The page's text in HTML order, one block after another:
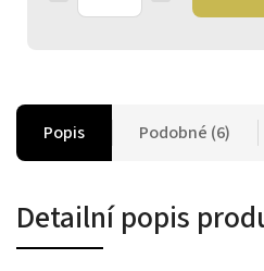
Popis Podobné (6)
Detailní popis